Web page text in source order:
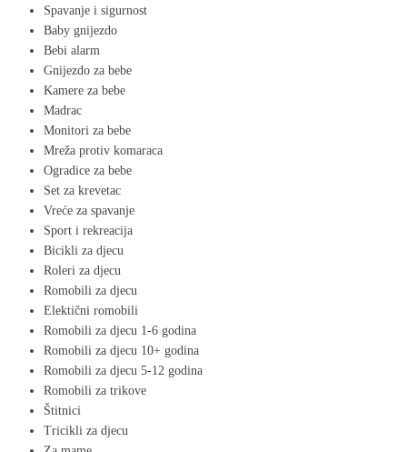
Spavanje i sigurnost
Baby gnijezdo
Bebi alarm
Gnijezdo za bebe
Kamere za bebe
Madrac
Monitori za bebe
Mreža protiv komaraca
Ogradice za bebe
Set za krevetac
Vreće za spavanje
Sport i rekreacija
Bicikli za djecu
Roleri za djecu
Romobili za djecu
Elektični romobili
Romobili za djecu 1-6 godina
Romobili za djecu 10+ godina
Romobili za djecu 5-12 godina
Romobili za trikove
Štitnici
Tricikli za djecu